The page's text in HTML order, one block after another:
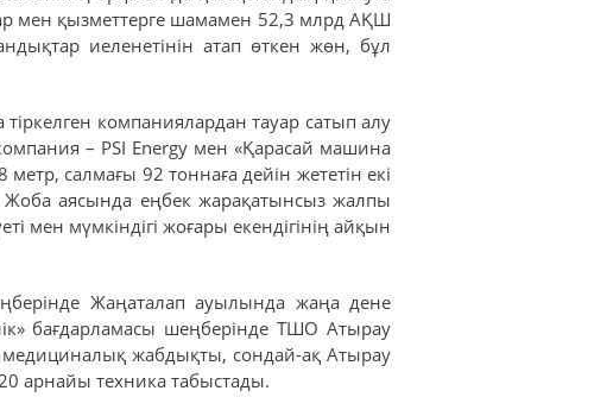
мен қызметтерге шамамен 52,3 млрд АҚШ
иеленетінін атап өткен жөн, бұл
компаниялардан тауар сатып алу
– PSI Energy мен «Қарасай машина
салмағы 92 тоннаға дейін жететін екі
Жоба аясында еңбек жарақатынсыз жалпы
мүмкіндігі жоғары екендігінің айқын
Жаңаталап ауылында жаңа дене
бағдарламасы шеңберінде ТШО Атырау
медициналық жабдықты, сондай-ақ Атырау
арнайы техника табыстады.